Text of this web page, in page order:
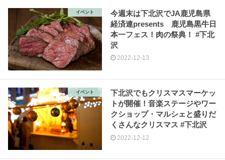
イベント
今週末は下北沢でJA鹿児島県
経済連presents 鹿児島黒牛日
本一フェス！肉の祭典！ #下北
沢
2022-12-13
イベント
下北沢でもクリスマスマーケッ
トが開催！音楽ステージやワー
クショップ・マルシェと盛りだ
くさんなクリスマス #下北沢
2022-12-12